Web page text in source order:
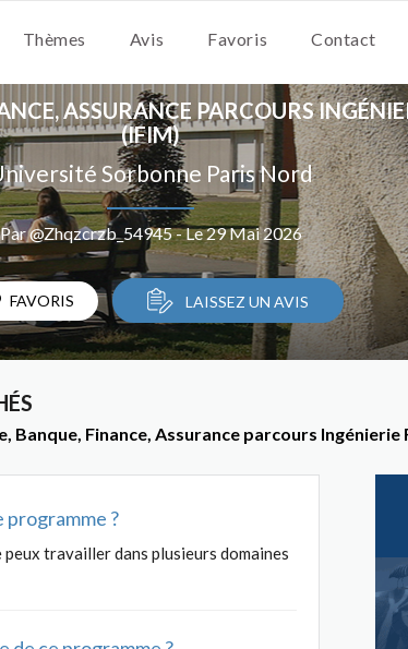
Thèmes Avis Favoris Contact
ASSURANCE PARCOURS
(IFIM)
Sorbonne Paris Nord
Par @Zhqzcrzb_54945 - Le 29 Mai 2026
FAVORIS LAISSEZ UN AVIS
Banque, Finance, Assurance parcours
programme ?
travailler dans plusieurs domaines